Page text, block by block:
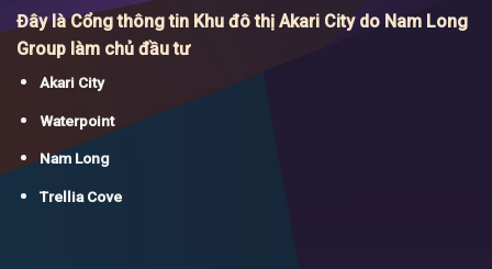
Đây là Cổng thông tin Khu đô thị Akari City do Nam Long
Group làm chủ đầu tư
Akari City
Waterpoint
Nam Long
Trellia Cove